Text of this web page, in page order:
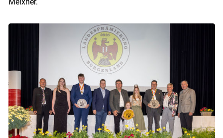
Skip to main content